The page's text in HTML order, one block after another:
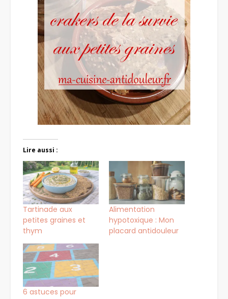
Lire aussi :
Tartinade aux
petites graines et
thym
Alimentation
hypotoxique : Mon
placard antidouleur
6 astuces pour